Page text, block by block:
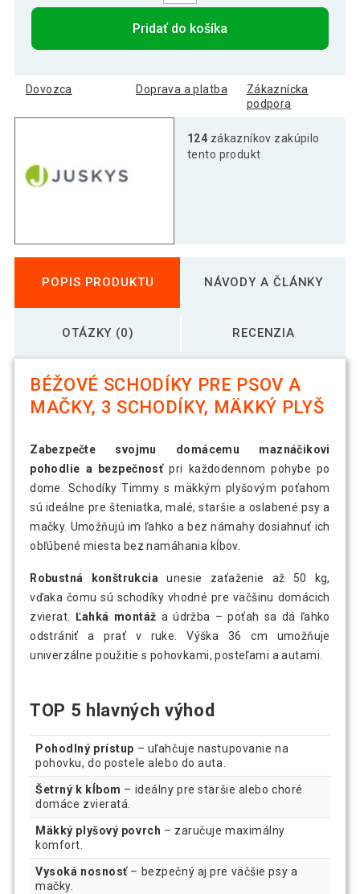
Pridať do košíka
Dovozca Doprava a platba
Zákaznícka
podpora
124 zákazníkov zakúpilo
tento produkt
POPIS PRODUKTU NÁVODY A ČLÁNKY
OTÁZKY (0) RECENZIA
BÉŽOVÉ SCHODÍKY PRE PSOV A
MAČKY, 3 SCHODÍKY, MÄKKÝ PLYŠ
Zabezpečte svojmu domácemu maznáčikovi
pohodlie a bezpečnosťpri každodennom pohybe po
dome. Schodíky Timmy s mäkkým plyšovým poťahom
sú ideálne pre šteniatka, malé, staršie a oslabené psy a
mačky. Umožňujú im ľahko a bez námahy dosiahnuť ich
obľúbené miesta bez namáhania kĺbov.
Robustná konštrukcia unesie zaťaženie až 50 kg,
vďaka čomu sú schodíky vhodné pre väčšinu domácich
zvierat. Ľahká montáž a údržba – poťah sa dá ľahko
odstrániť a prať v ruke. Výška 36 cm umožňuje
univerzálne použitie s pohovkami, posteľami a autami.
TOP 5 hlavných výhod
Pohodlný prístup – uľahčuje nastupovanie na
pohovku, do postele alebo do auta.
Šetrný k kĺbom – ideálny pre staršie alebo choré
domáce zvieratá.
Mäkký plyšový povrch – zaručuje maximálny
komfort.
Vysoká nosnosť– bezpečný aj pre väčšie psy a
mačky.